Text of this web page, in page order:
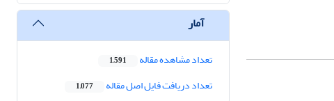
آمار
تعداد مشاهده مقاله 1,591
تعداد دریافت فایل اصل مقاله 1,077